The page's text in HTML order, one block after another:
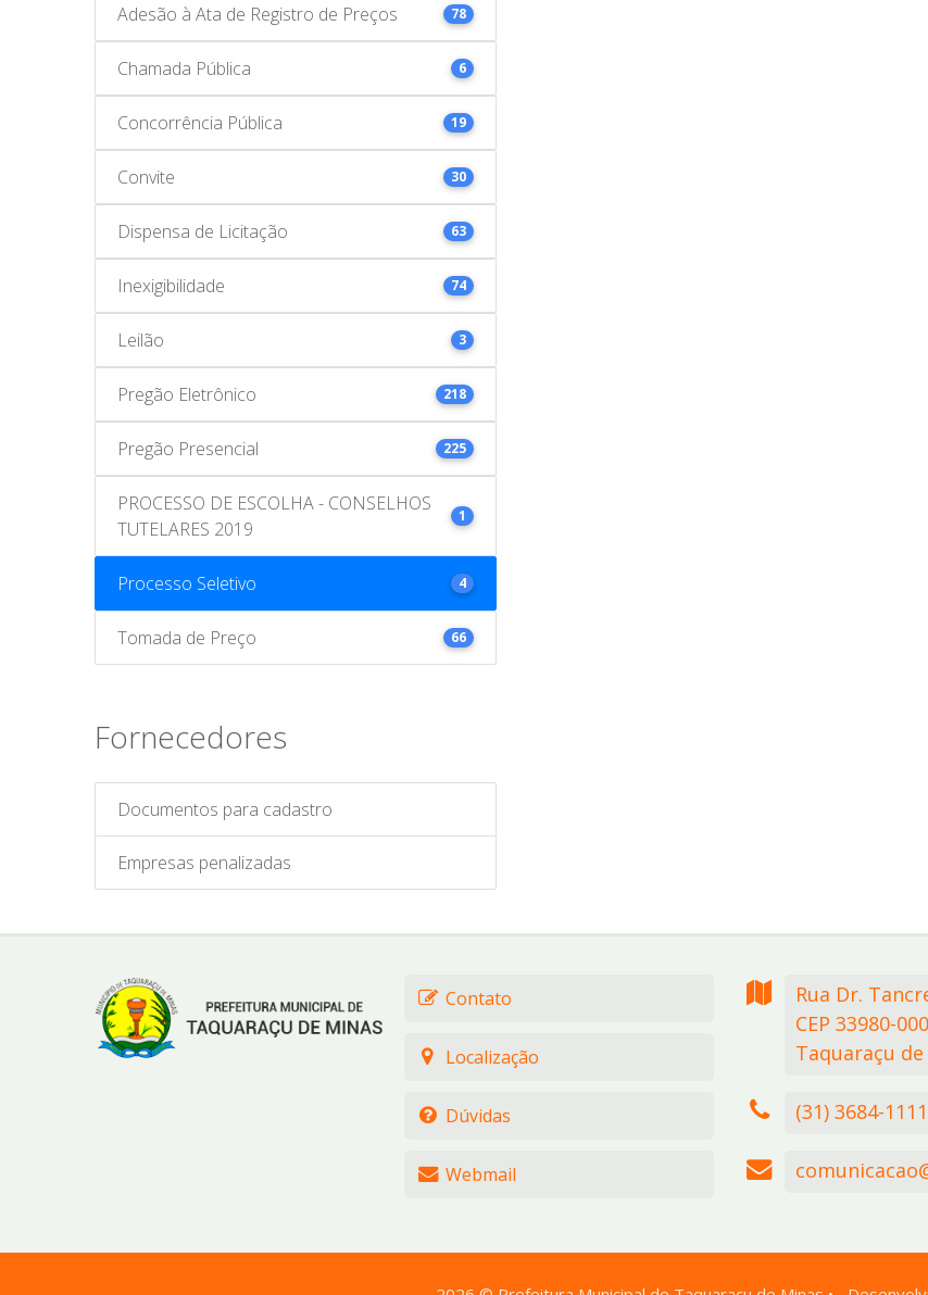
Adesão à Ata de Registro de Preços 78
Chamada Pública 6
Concorrência Pública 19
Convite 30
Dispensa de Licitação 63
Inexigibilidade 74
Leilão 3
Pregão Eletrônico 218
Pregão Presencial 225
PROCESSO DE ESCOLHA - CONSELHOS
TUTELARES 2019
1
Processo Seletivo 4
Tomada de Preço 66
Fornecedores
Documentos para cadastro
Empresas penalizadas
Contato
Localização
Dúvidas
Webmail
Rua Dr.
CEP 33980-000
Taquaraçu
(31) 3684-